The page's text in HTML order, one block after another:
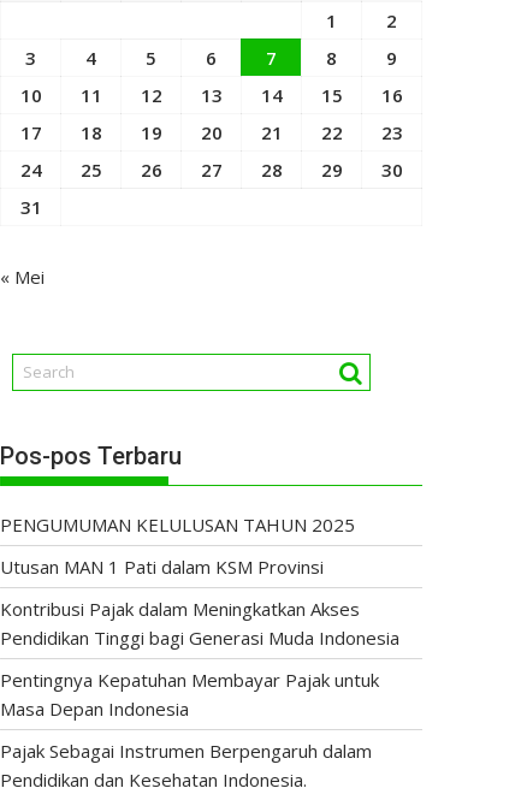
1
2
3
4 5 6 7 8
9
10
11 12 13 14 15
16
17
18 19 20 21 22
23
24
25 26 27 28 29
30
31
« Mei
Pos-pos Terbaru
PENGUMUMAN KELULUSAN TAHUN 2025
Utusan MAN 1 Pati dalam KSM Provinsi
Kontribusi Pajak dalam Meningkatkan Akses
Pendidikan Tinggi bagi Generasi Muda Indonesia
Pentingnya Kepatuhan Membayar Pajak untuk
Masa Depan Indonesia
Pajak Sebagai Instrumen Berpengaruh dalam
Pendidikan dan Kesehatan Indonesia.